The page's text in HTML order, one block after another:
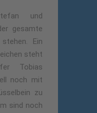
und
gesamte
Ein
steht
Tobias
noch mit
zu
sind noch